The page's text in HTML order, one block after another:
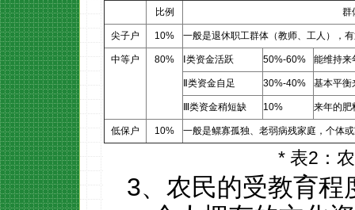
比例 群
尖子户 10% 一般是退休职工群体（教师、工人），
中等户 80% 类资金活跃 50%-60% 能维持来
类资金自足 30%-40% 基本平衡
类资金稍短缺 10% 来年的肥
低保户 10% 一般是鳏寡孤独、老弱病残家庭，个体
* 表2 ：
3、农民的受教育程